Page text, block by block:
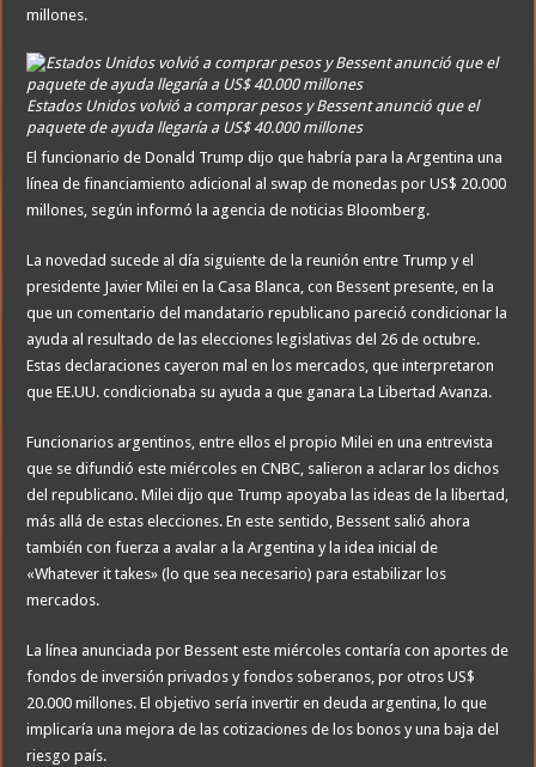
millones.
Estados Unidos volvió a comprar pesos y Bessent anunció que el
paquete de ayuda llegaría a US$ 40.000 millones
El funcionario de Donald Trump dijo que habría para la Argentina una
línea de financiamiento adicional al swap de monedas por US$ 20.000
millones, según informó la agencia de noticias Bloomberg.
La novedad sucede al día siguiente de la reunión entre Trump y el
presidente Javier Milei en la Casa Blanca, con Bessent presente, en la
que un comentario del mandatario republicano pareció condicionar la
ayuda al resultado de las elecciones legislativas del 26 de octubre.
Estas declaraciones cayeron mal en los mercados, que interpretaron
que EE.UU. condicionaba su ayuda a que ganara La Libertad Avanza.
Funcionarios argentinos, entre ellos el propio Milei en una entrevista
que se difundió este miércoles en CNBC, salieron a aclarar los dichos
del republicano. Milei dijo que Trump apoyaba las ideas de la libertad,
más allá de estas elecciones. En este sentido, Bessent salió ahora
también con fuerza a avalar a la Argentina y la idea inicial de
«Whatever it takes» (lo que sea necesario) para estabilizar los
mercados.
La línea anunciada por Bessent este miércoles contaría con aportes de
fondos de inversión privados y fondos soberanos, por otros US$
20.000 millones. El objetivo sería invertir en deuda argentina, lo que
implicaría una mejora de las cotizaciones de los bonos y una baja del
riesgo país.